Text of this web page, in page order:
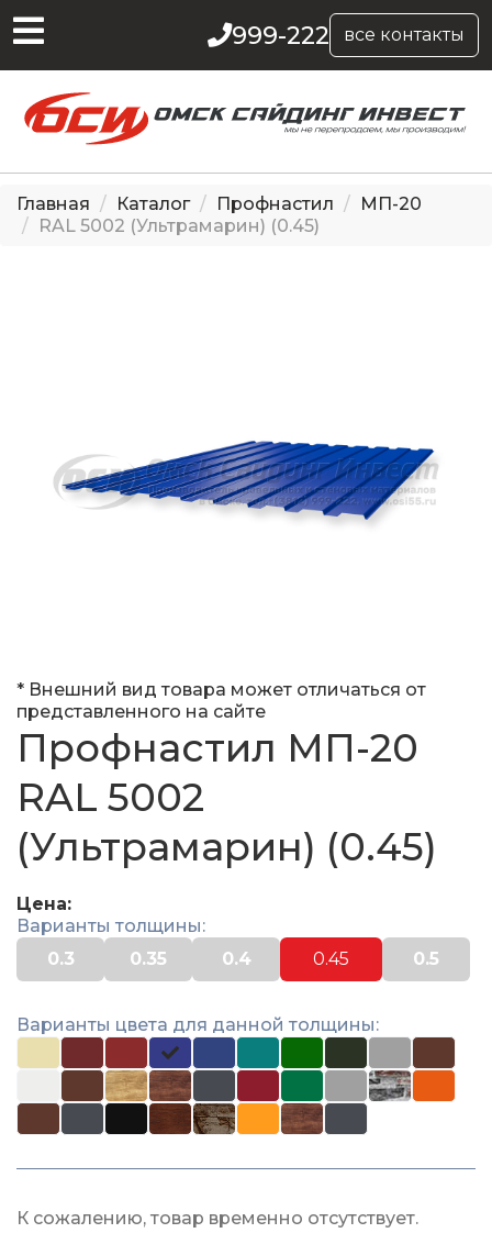
999-222 все контакты
Главная Каталог Профнастил
МП-20
RAL 5002 (Ультрамарин) (0.45)
* Внешний вид товара может отличаться от
представленного на сайте
Профнастил МП-20
RAL 5002
(Ультрамарин) (0.45)
Цена:
Варианты толщины:
0.3
0.35 0.4 0.45 0.5
Варианты цвета для данной толщины:
К сожалению, товар временно отсутствует.